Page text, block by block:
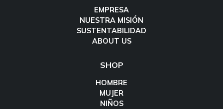
EMPRESA
NUESTRA MISIÓN
SUSTENTABILIDAD
ABOUT US
SHOP
HOMBRE
MUJER
NIÑOS